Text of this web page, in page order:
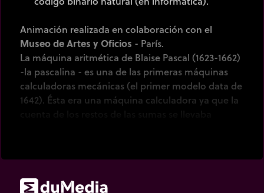
Animación realizada en colaboración con el
Museo de Artes y Oficios - París.
La máquina aritmética de Blaise Pascal (1623-1662)
-la pascalina - es una de las primeras máquinas
calculadoras mecánicas (el primer modelo data de
1642). Ésta era una máquina calculadora ya que la
Es igualmente posible el multiplicar y dividir